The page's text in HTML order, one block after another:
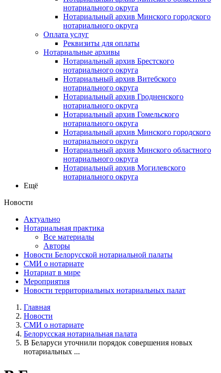
нотариального округа
Нотариальный архив Минского городского
нотариального округа
Оплата услуг
Реквизиты для оплаты
Нотариальные архивы
Нотариальный архив Брестского
нотариального округа
Нотариальный архив Витебского
нотариального округа
Нотариальный архив Гродненского
нотариального округа
Нотариальный архив Гомельского
нотариального округа
Нотариальный архив Минского городского
нотариального округа
Нотариальный архив Минского областного
нотариального округа
Нотариальный архив Могилевского
нотариального округа
Ещё
Новости
Актуально
Нотариальная практика
Все материалы
Авторы
Новости Белорусской нотариальной палаты
СМИ о нотариате
Нотариат в мире
Мероприятия
Новости территориальных нотариальных палат
Главная
Новости
СМИ о нотариате
Белорусская нотариальная палата
В Беларуси уточнили порядок совершения новых
нотариальных ...